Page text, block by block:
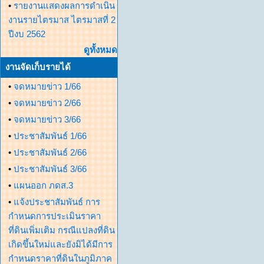
• รายงานแสดงผลการดำเนิน
งานรายไตรมาส ไตรมาสที่ 2
ปีงบ 2562
ดูทั้งหมด
งานจัดเก็บรายได้
• จดหมายข่าว 1/66
• จดหมายข่าว 2/66
• จดหมายข่าว 3/66
• ประชาสัมพันธ์ 1/66
• ประชาสัมพันธ์ 2/66
• ประชาสัมพันธ์ 3/66
• แผนออก ภดส.3
• แจ้งประชาสัมพันธ์ การ
กำหนดการประเมินราคา
ที่ดินเพิ่มเติม กรณีแปลงที่ดิน
เกิดขึ้นใหม่และยังมิได้มีการ
กำหนดราคาที่ดินในภูมิภาค